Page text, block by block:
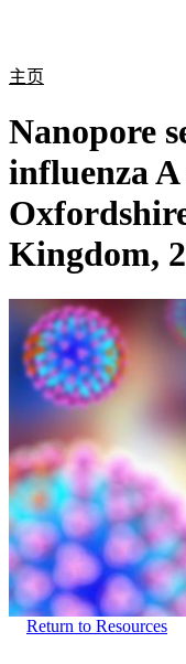
主页
Nanopore
influenza
Kingdom,
Return to Resources